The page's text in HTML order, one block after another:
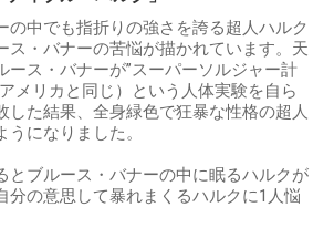
の中でも指折りの強さを誇る超人ハルク
ス・バナーの苦悩が描かれています。天
ース・バナーが”スーパーソルジャー計
メリカと同じ）という人体実験を自ら
した結果、全身緑色で狂暴な性格の超人
になりました。
とブルース・バナーの中に眠るハルクが
分の意思して暴れまくるハルクに1人悩